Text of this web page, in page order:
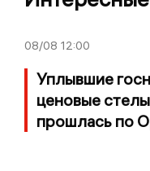
08/08 12:00
Уплывшие
ценовые
прошлась по